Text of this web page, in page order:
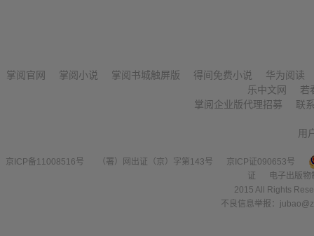
掌阅官网 掌阅小说 掌阅书城触屏版 得间免费小说
华为阅读
乐中文网
若
掌阅企业版代理招募
联
用
京ICP备11008516号 （署）网出证（京）字第143号
京ICP证090653号
证
电子出版
2015 All Rights
不良信息举报：